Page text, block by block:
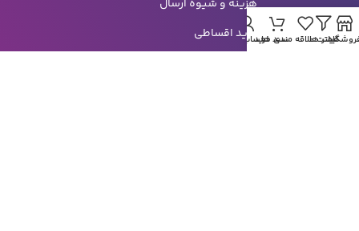
هزینه و شیوه ارسال
خرید اقساطی
فیلتر ها
لیست علاقه مندی ها
سبد خریدحساب من